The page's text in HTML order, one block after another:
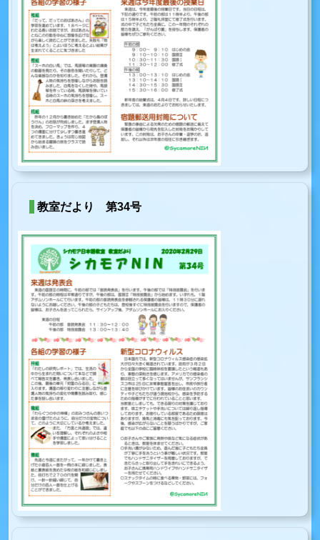
教室だより 第34号